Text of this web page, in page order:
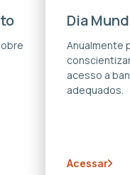
Dia
Anualmente
acesso a
adequados.
Acessar